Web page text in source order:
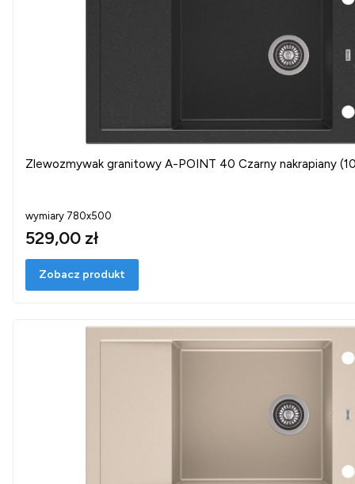
Zlewozmywak granitowy A-POINT 40 Czarny nakrapiany
wymiary 780x500
529,00 zł
Zobacz produkt